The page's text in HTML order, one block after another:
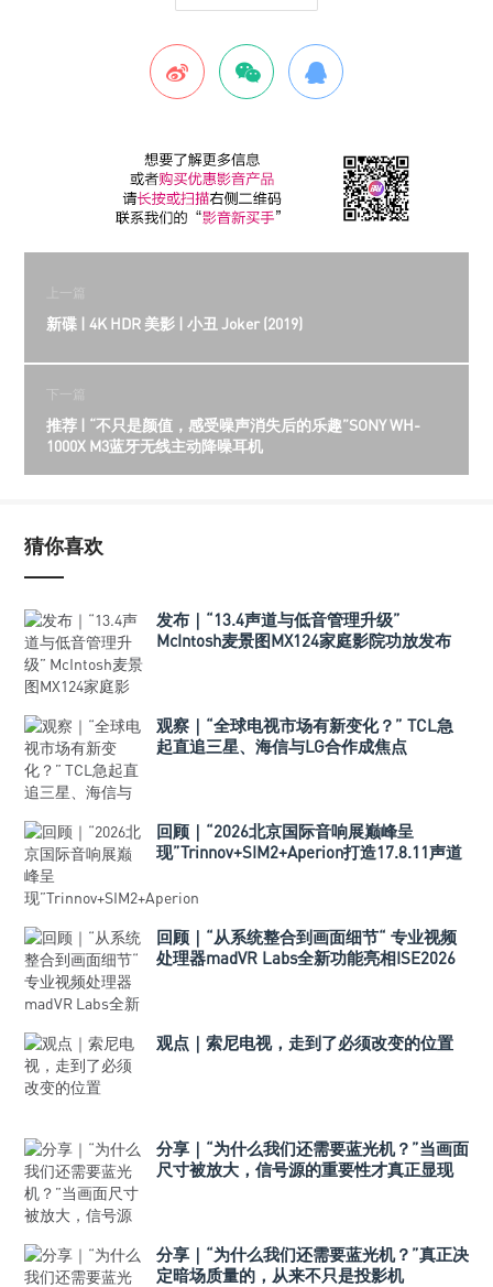
上一篇
新碟 | 4K HDR 美影 | 小丑 Joker (2019)
下一篇
推荐 | “不只是颜值，感受噪声消失后的乐趣”SONY WH-
1000X M3蓝牙无线主动降噪耳机
猜你喜欢
发布｜“13.4声道与低音管理升级”
McIntosh麦景图MX124家庭影院功放发布
观察｜“全球电视市场有新变化？” TCL急
起直追三星、海信与LG合作成焦点
回顾｜“2026北京国际音响展巅峰呈
现”Trinnov+SIM2+Aperion打造17.8.11声道
回顾｜“从系统整合到画面细节“ 专业视频
处理器madVR Labs全新功能亮相ISE2026
观点｜索尼电视，走到了必须改变的位置
分享｜“为什么我们还需要蓝光机？”当画面
尺寸被放大，信号源的重要性才真正显现
分享｜“为什么我们还需要蓝光机？”真正决
定暗场质量的，从来不只是投影机